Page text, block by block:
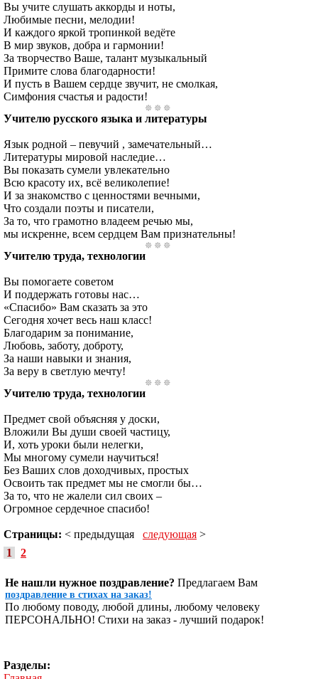
Вы учите слушать аккорды и ноты,
Любимые песни, мелодии!
И каждого яркой тропинкой ведёте
В мир звуков, добра и гармонии!
За творчество Ваше, талант музыкальный
Примите слова благодарности!
И пусть в Вашем сердце звучит, не смолкая,
Симфония счастья и радости!
Учителю русского языка и литературы
Язык родной – певучий , замечательный…
Литературы мировой наследие…
Вы показать сумели увлекательно
Всю красоту их, всё великолепие!
И за знакомство с ценностями вечными,
Что создали поэты и писатели,
За то, что грамотно владеем речью мы,
мы искренне, всем сердцем Вам признательны!
Учителю труда, технологии
Вы помогаете советом
И поддержать готовы нас…
«Спасибо» Вам сказать за это
Сегодня хочет весь наш класс!
Благодарим за понимание,
Любовь, заботу, доброту,
За наши навыки и знания,
За веру в светлую мечту!
Учителю труда, технологии
Предмет свой объясняя у доски,
Вложили Вы души своей частицу,
И, хоть уроки были нелегки,
Мы многому сумели научиться!
Без Ваших слов доходчивых, простых
Освоить так предмет мы не смогли бы…
За то, что не жалели сил своих –
Огромное сердечное спасибо!
Страницы: < предыдущая следующая >
1
2
Не нашли нужное поздравление? Предлагаем Вам
поздравление в стихах на заказ!
По любому поводу, любой длины, любому человеку
ПЕРСОНАЛЬНО! Стихи на заказ - лучший подарок!
Разделы: